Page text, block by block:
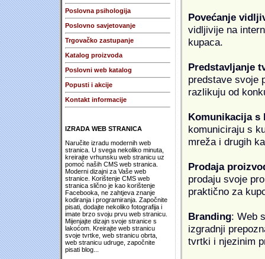
Poslovna psihologija
Poslovno savjetovanje
Trgovačko zastupanje
Katalog proizvoda
Poslovni web katalog
Popusti i akcije
Kontakt informacije
IZRADA WEB STRANICA
Naručite izradu modernih web
stranica. U svega nekoliko minuta,
kreirajte vrhunsku web stranicu uz
pomoć naših CMS web stranica.
Moderni dizajni za Vaše web
stranice. Korištenje CMS web
stranica slično je kao korištenje
Facebooka, ne zahtjeva znanje
kodiranja i programiranja. Započnite
pisati, dodajte nekoliko fotografija i
imate brzo svoju prvu web stranicu.
Mijenjajte dizajn svoje stranice s
lakoćom. Kreirajte web stranicu
svoje tvrtke, web stranicu obrta,
web stranicu udruge, započnite
pisati blog...
Povećanje
vidljivije na
kupaca.
Predstavljanje
predstave svoje
razlikuju od
Komunikacija s
komuniciraju s
mreža i drugih
Prodaja
prodaju svoje
praktično za
Branding: Web
izgradnji
tvrtki i njezinim